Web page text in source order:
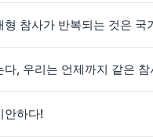
참사가 반복되는 것은 국
, 우리는 언제까지 같은
안하다!